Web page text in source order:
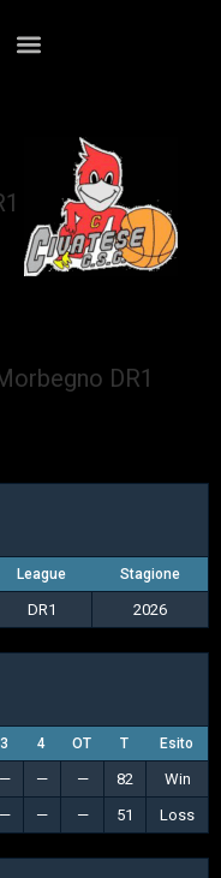
DR1
League Stagione
DR1 2026
3 4 OT T Esito
— — — 82
Win
— — — 51 Loss